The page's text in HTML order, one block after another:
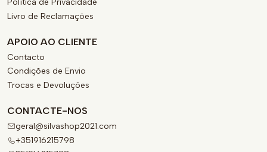
Política de Privacidade
Livro de Reclamações
APOIO AO CLIENTE
Contacto
Condições de Envio
Trocas e Devoluções
CONTACTE-NOS
geral@silvashop2021.com
+351916215798